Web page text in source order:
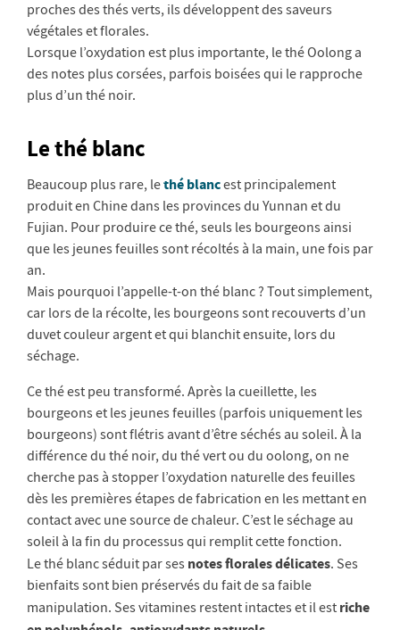
proches des thés verts, ils développent des saveurs
végétales et florales.
Lorsque l’oxydation est plus importante, le thé Oolong a
des notes plus corsées, parfois boisées qui le rapproche
plus d’un thé noir.
Le thé blanc
Beaucoup plus rare, lethé blancest principalement
produit en Chine dans les provinces du Yunnan et du
Fujian. Pour produire ce thé, seuls les bourgeons ainsi
que les jeunes feuilles sont récoltés à la main, une fois par
an.
Mais pourquoi l’appelle-t-on thé blanc ? Tout simplement,
car lors de la récolte, les bourgeons sont recouverts d’un
duvet couleur argent et qui blanchit ensuite, lors du
séchage.
Ce thé est peu transformé. Après la cueillette, les
bourgeons et les jeunes feuilles (parfois uniquement les
bourgeons) sont flétris avant d’être séchés au soleil. À la
différence du thé noir, du thé vert ou du oolong, on ne
cherche pas à stopper l’oxydation naturelle des feuilles
dès les premières étapes de fabrication en les mettant en
contact avec une source de chaleur. C’est le séchage au
soleil à la fin du processus qui remplit cette fonction.
Le thé blanc séduit par ses notes florales délicates. Ses
bienfaits sont bien préservés du fait de sa faible
manipulation. Ses vitamines restent intactes et il est riche